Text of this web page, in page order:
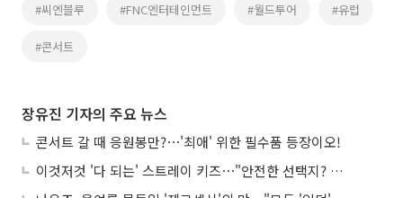
#씨엔블루 #FNC엔터테인먼트 #월드투어 #유럽
#콘서트
장유진 기자의 주요 뉴스
콘서트 갈 때 응원봉만?⋯'최애' 위한 필수품 등장이오!
이것저것 '다 되는' 스트레이 키즈⋯"안전한 선택지? 도전이 재밌죠"